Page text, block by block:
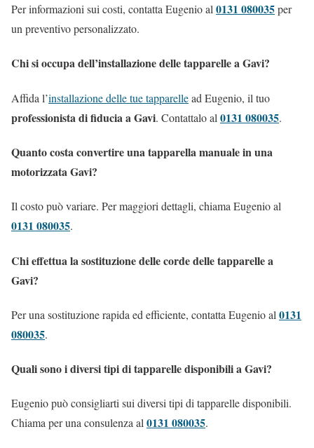
Per informazioni sui costi, contatta Eugenio al 0131 080035per
un preventivo personalizzato.
Chi si occupa dell’installazione delle tapparelle a Gavi?
Affida l’installazione delle tue tapparellead Eugenio, il tuo
professionista di fiducia a Gavi. Contattalo al 0131 080035.
Quanto costa convertire una tapparella manuale in una
motorizzata Gavi?
Il costo può variare. Per maggiori dettagli, chiama Eugenio al
0131 080035.
Chi effettua la sostituzione delle corde delle tapparelle a
Gavi?
Per una sostituzione rapida ed efficiente, contatta Eugenio al 0131
080035.
Quali sono i diversi tipi di tapparelle disponibili a Gavi?
Eugenio può consigliarti sui diversi tipi di tapparelle disponibili.
Chiama per una consulenza al0131 080035.